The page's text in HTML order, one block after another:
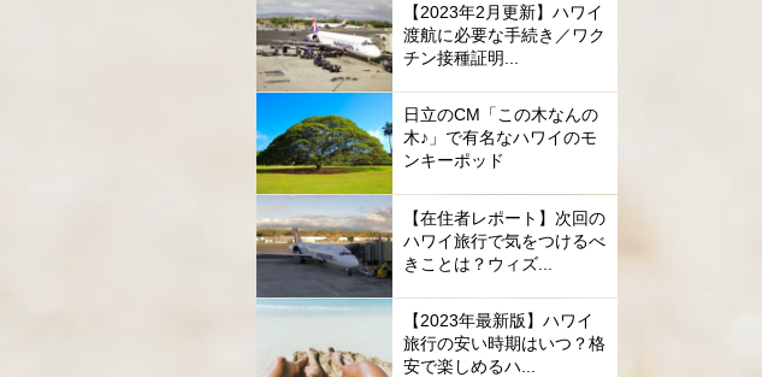
【2023年2月更新】ハワイ
渡航に必要な手続き／ワク
チン接種証明...
日立のCM「この木なんの
木♪」で有名なハワイのモ
ンキーポッド
【在住者レポート】次回の
ハワイ旅行で気をつけるべ
きことは？ウィズ...
【2023年最新版】ハワイ
旅行の安い時期はいつ？格
安で楽しめるハ...